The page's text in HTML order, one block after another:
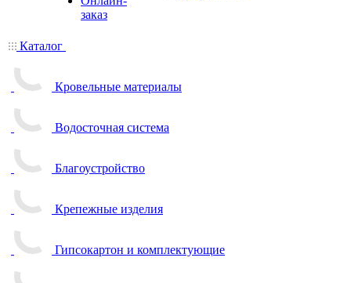
заказ
Каталог
Кровельные материалы
Водосточная система
Благоустройство
Крепежные изделия
Гипсокартон и комплектующие